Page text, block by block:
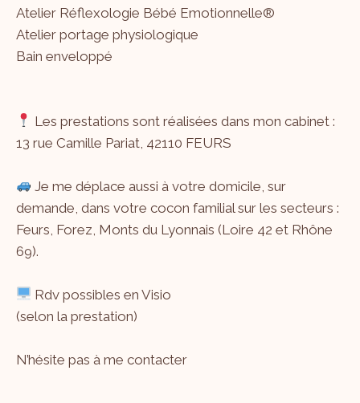
Atelier Réflexologie Bébé Emotionnelle®
Atelier portage physiologique
Bain enveloppé
Les prestations sont réalisées dans mon cabinet :
13 rue Camille Pariat, 42110 FEURS
Je me déplace aussi à votre domicile, sur
demande, dans votre cocon familial sur les secteurs :
Feurs, Forez, Monts du Lyonnais (Loire 42 et Rhône
69).
Rdv possibles en Visio
(selon la prestation)
N’hésite pas à me contacter